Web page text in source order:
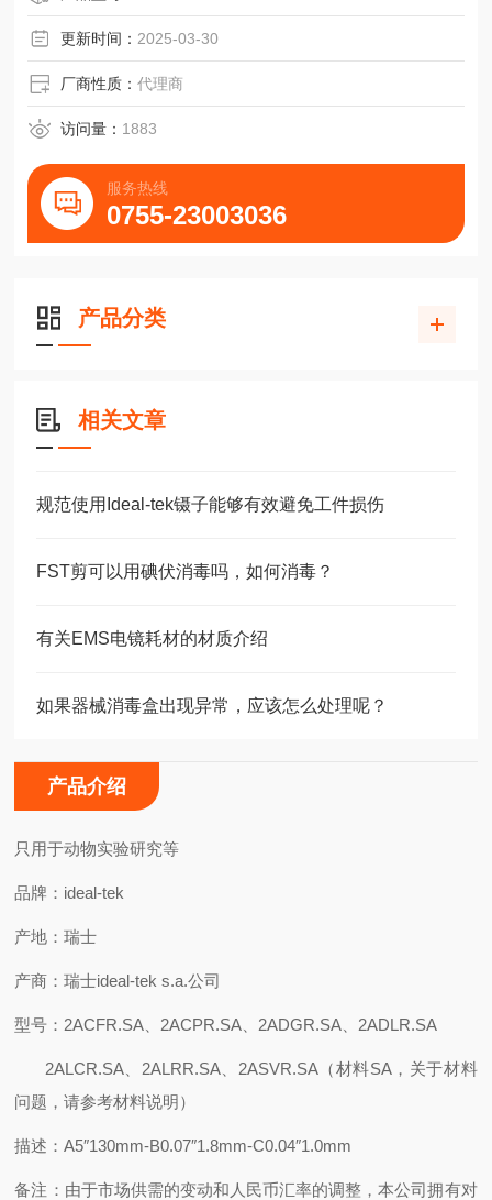
更新时间： 2025-03-30
厂商性质：代理商
访问量： 1883
服务热线
0755-23003036
产品分类
相关文章
规范使用Ideal-tek镊子能够有效避免工件损伤
FST剪可以用碘伏消毒吗，如何消毒？
有关EMS电镜耗材的材质介绍
如果器械消毒盒出现异常，应该怎么处理呢？
产品介绍
只用于动物实验研究等
品牌： ideal-tek
产地：瑞士
产商：瑞士ideal-tek s.a.公司
型号：2ACFR.SA、2ACPR.SA、2ADGR.SA、2ADLR.SA
2ALCR.SA、2ALRR.SA、2ASVR.SA（材料SA，关于材料
问题，请参考材料说明）
描述：A5″130mm-B0.07″1.8mm-C0.04″1.0mm
备注：由于市场供需的变动和人民币汇率的调整，本公司拥有对